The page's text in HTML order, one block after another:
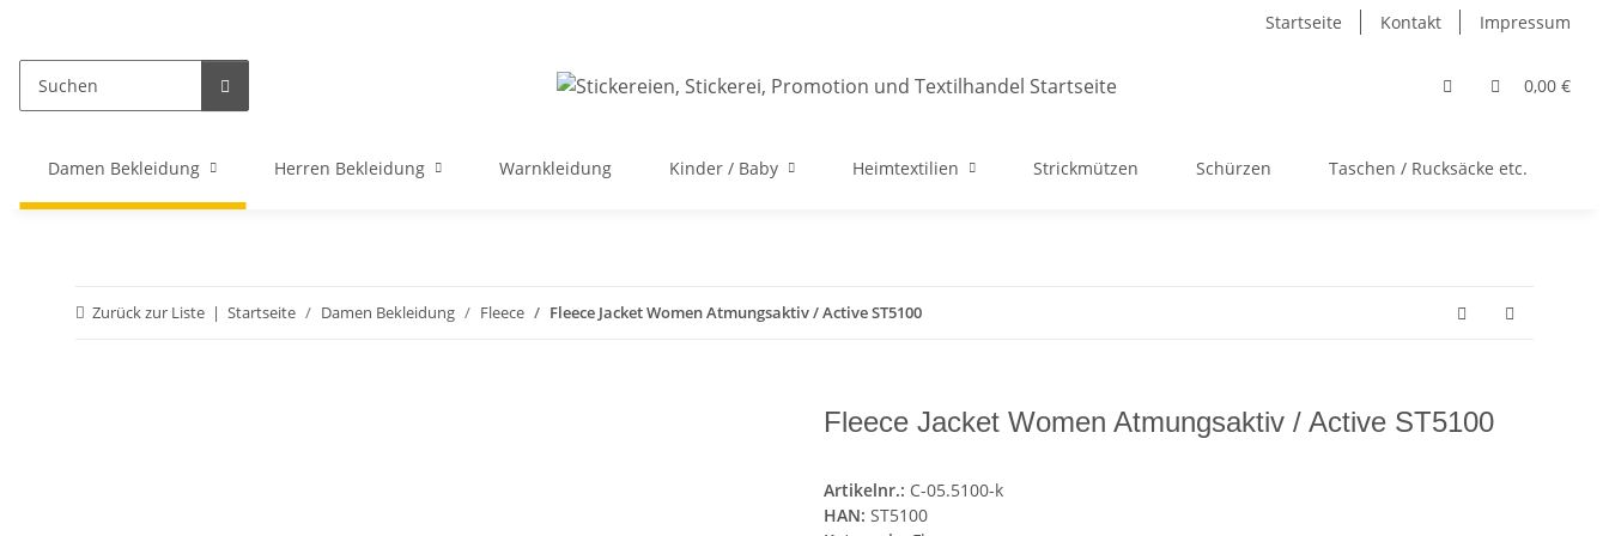
Startseite Kontakt Impressum
0,00 €
Damen Bekleidung Herren Bekleidung Warnkleidung Kinder / Baby Heimtextilien Strickmützen Schürzen Taschen / Rucksäcke etc.
Zurück zur Liste Startseite Damen Bekleidung Fleece Fleece Jacket Women Atmungsaktiv / Active ST5100
Fleece Jacket Women Atmungsaktiv / Active ST5100
Artikelnr.: C-05.5100-k
HAN: ST5100